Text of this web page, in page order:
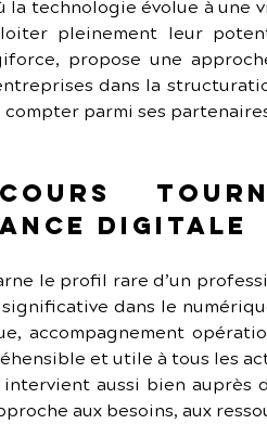
la technologie évolue à
pleinement leur
propose une
dans la
parmi ses
digitale
le profil rare d’un
significative dans le
accompagnement
et utile à tous les
aussi bien auprès
aux besoins, aux